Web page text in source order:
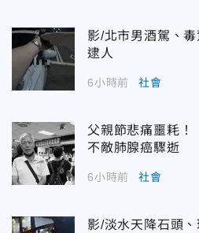
影/北市男酒駕、
逮人
6小時前 社會
父親節悲痛噩耗
不敵肺腺癌驟逝
6小時前 社會
影/淡水天降石頭